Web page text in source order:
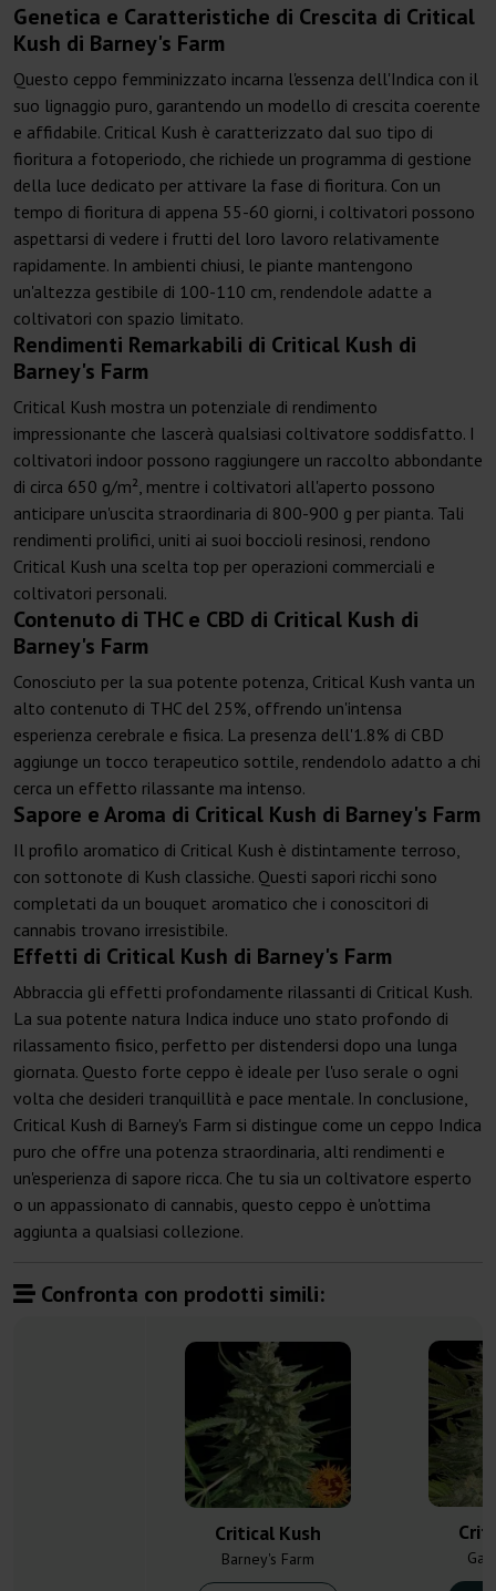
Genetica e Caratteristiche di Crescita di Critical
Kush di Barney's Farm
Questo ceppo femminizzato incarna l'essenza dell'Indica con il
suo lignaggio puro, garantendo un modello di crescita coerente
e affidabile. Critical Kush è caratterizzato dal suo tipo di
fioritura a fotoperiodo, che richiede un programma di gestione
della luce dedicato per attivare la fase di fioritura. Con un
tempo di fioritura di appena 55-60 giorni, i coltivatori possono
aspettarsi di vedere i frutti del loro lavoro relativamente
rapidamente. In ambienti chiusi, le piante mantengono
un'altezza gestibile di 100-110 cm, rendendole adatte a
coltivatori con spazio limitato.
Rendimenti Remarkabili di Critical Kush di
Barney's Farm
Critical Kush mostra un potenziale di rendimento
impressionante che lascerà qualsiasi coltivatore soddisfatto. I
coltivatori indoor possono raggiungere un raccolto abbondante
di circa 650 g/m², mentre i coltivatori all'aperto possono
anticipare un'uscita straordinaria di 800-900 g per pianta. Tali
rendimenti prolifici, uniti ai suoi boccioli resinosi, rendono
Critical Kush una scelta top per operazioni commerciali e
coltivatori personali.
Contenuto di THC e CBD di Critical Kush di
Barney's Farm
Conosciuto per la sua potente potenza, Critical Kush vanta un
alto contenuto di THC del 25%, offrendo un'intensa
esperienza cerebrale e fisica. La presenza dell'1.8% di CBD
aggiunge un tocco terapeutico sottile, rendendolo adatto a chi
cerca un effetto rilassante ma intenso.
Sapore e Aroma di Critical Kush di Barney's Farm
Il profilo aromatico di Critical Kush è distintamente terroso,
con sottonote di Kush classiche. Questi sapori ricchi sono
completati da un bouquet aromatico che i conoscitori di
cannabis trovano irresistibile.
Effetti di Critical Kush di Barney's Farm
Abbraccia gli effetti profondamente rilassanti di Critical Kush.
La sua potente natura Indica induce uno stato profondo di
rilassamento fisico, perfetto per distendersi dopo una lunga
giornata. Questo forte ceppo è ideale per l'uso serale o ogni
volta che desideri tranquillità e pace mentale. In conclusione,
Critical Kush di Barney's Farm si distingue come un ceppo Indica
puro che offre una potenza straordinaria, alti rendimenti e
un'esperienza di sapore ricca. Che tu sia un coltivatore esperto
o un appassionato di cannabis, questo ceppo è un'ottima
aggiunta a qualsiasi collezione.
Confronta con prodotti simili:
Critical Kush
Barney's Farm